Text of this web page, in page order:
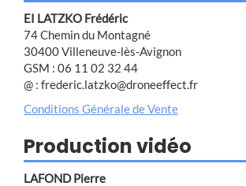
EI LATZKO Frédéric
74 Chemin du Montagné
30400 Villeneuve-lès-Avignon
GSM : 06 11 02 32 44
@ : frederic.latzko@droneeffect.fr
Conditions Générale de Vente
Production vidéo
LAFOND Pierre